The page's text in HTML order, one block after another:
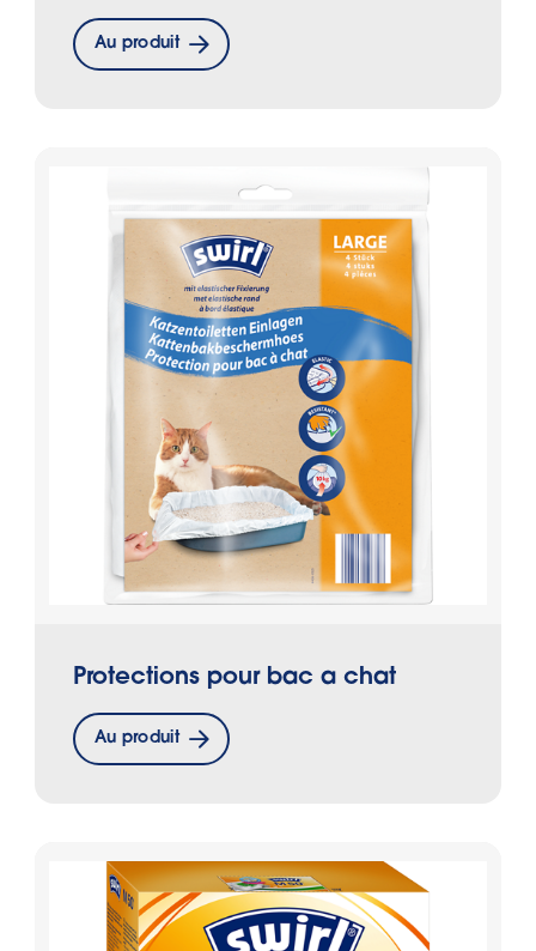
Au produit
Protections pour bac a chat
Au produit